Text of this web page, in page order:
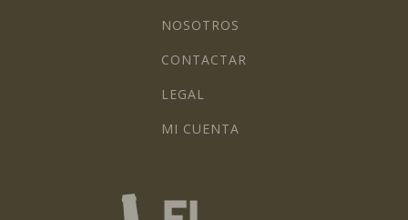
NOSOTROS
CONTACTAR
LEGAL
MI CUENTA